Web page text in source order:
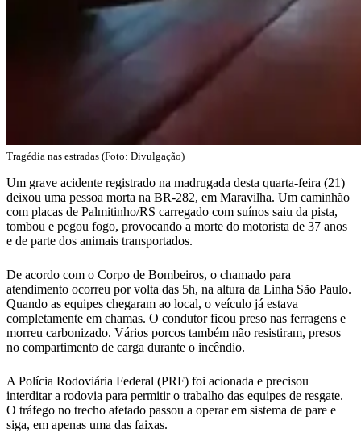
Tragédia nas estradas (Foto: Divulgação)
Um grave acidente registrado na madrugada desta quarta-feira (21)
deixou uma pessoa morta na BR-282, em Maravilha. Um caminhão
com placas de Palmitinho/RS carregado com suínos saiu da pista,
tombou e pegou fogo, provocando a morte do motorista de 37 anos
e de parte dos animais transportados.
De acordo com o Corpo de Bombeiros, o chamado para
atendimento ocorreu por volta das 5h, na altura da Linha São Paulo.
Quando as equipes chegaram ao local, o veículo já estava
completamente em chamas. O condutor ficou preso nas ferragens e
morreu carbonizado. Vários porcos também não resistiram, presos
no compartimento de carga durante o incêndio.
A Polícia Rodoviária Federal (PRF) foi acionada e precisou
interditar a rodovia para permitir o trabalho das equipes de resgate.
O tráfego no trecho afetado passou a operar em sistema de pare e
siga, em apenas uma das faixas.